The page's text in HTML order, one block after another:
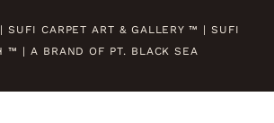
CARPET ART & GALLERY ™ | SUFI
™ | A BRAND OF PT. BLACK SEA